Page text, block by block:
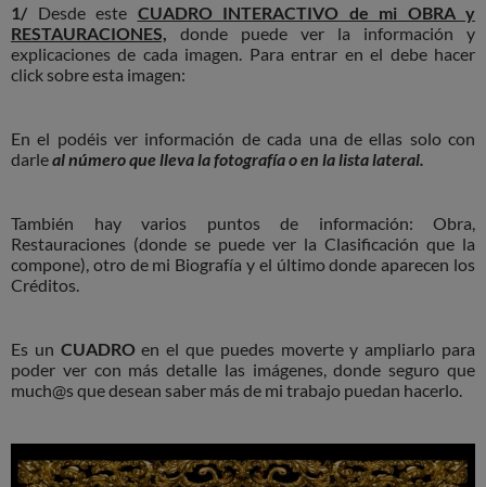
1/ Desde este CUADRO INTERACTIVO de mi OBRA y
RESTAURACIONES, donde puede ver la información y
explicaciones de cada imagen. Para entrar en el debe hacer
click sobre esta imagen:
En el podéis ver información de cada una de ellas solo con
darleal número que lleva la fotografía o en la lista lateral.
También hay varios puntos de información: Obra,
Restauraciones (donde se puede ver la Clasificación que la
compone), otro de mi Biografía y el último donde aparecen los
Créditos.
Es un CUADROen el que puedes moverte y ampliarlo para
poder ver con más detalle las imágenes, donde seguro que
much@s que desean saber más de mi trabajo puedan hacerlo.